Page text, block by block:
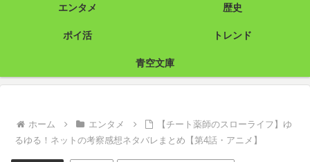
エンタメ 歴史
ポイ活 トレンド
青空文庫
ホーム エンタメ
【チート薬師のスローライフ】ゆ
るゆる！ネットの考察感想ネタバレまとめ【第4話・アニメ】